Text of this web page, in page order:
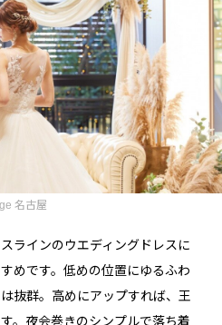
名古屋
ラインのウエディングドレスに
めです。低めの位置にゆるふわ
抜群。高めにアップすれば、王
。夜会巻きのシンプルで落ち着